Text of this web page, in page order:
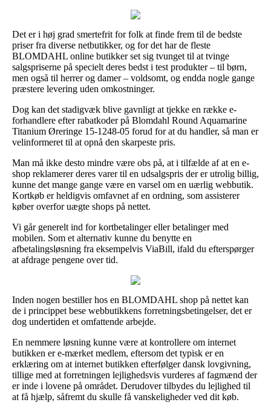
Det er i høj grad smertefrit for folk at finde frem til de bedste
priser fra diverse netbutikker, og for det har de fleste
BLOMDAHL online butikker set sig tvunget til at tvinge
salgspriserne på specielt deres bedst i test produkter – til børn,
men også til herrer og damer – voldsomt, og endda nogle gange
præstere levering uden omkostninger.
Dog kan det stadigvæk blive gavnligt at tjekke en række e-
forhandlere efter rabatkoder på Blomdahl Round Aquamarine
Titanium Øreringe 15-1248-05 forud for at du handler, så man er
velinformeret til at opnå den skarpeste pris.
Man må ikke desto mindre være obs på, at i tilfælde af at en e-
shop reklamerer deres varer til en udsalgspris der er utrolig billig,
kunne det mange gange være en varsel om en uærlig webbutik.
Kortkøb er heldigvis omfavnet af en ordning, som assisterer
køber overfor uægte shops på nettet.
Vi går generelt ind for kortbetalinger eller betalinger med
mobilen. Som et alternativ kunne du benytte en
afbetalingsløsning fra eksempelvis ViaBill, ifald du efterspørger
at afdrage pengene over tid.
Inden nogen bestiller hos en BLOMDAHL shop på nettet kan
de i princippet bese webbutikkens forretningsbetingelser, det er
dog undertiden et omfattende arbejde.
En nemmere løsning kunne være at kontrollere om internet
butikken er e-mærket medlem, eftersom det typisk er en
erklæring om at internet butikken efterfølger dansk lovgivning,
tillige med at forretningen lejlighedsvis vurderes af fagmænd der
er inde i lovene på området. Derudover tilbydes du lejlighed til
at få hjælp, såfremt du skulle få vanskeligheder ved dit køb.